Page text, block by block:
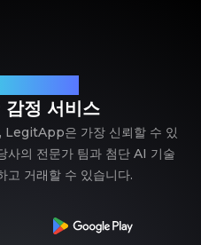
정 서비스
LegitApp은 가장 신뢰할 수 있
사의 전문가 팀과 첨단 AI 기술
고 거래할 수 있습니다.